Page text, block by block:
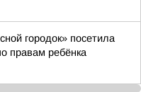
городок» посетила
правам ребёнка